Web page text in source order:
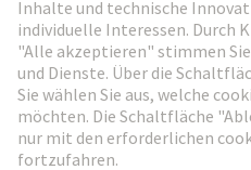
Weiter zur Anmeldung
Social Media